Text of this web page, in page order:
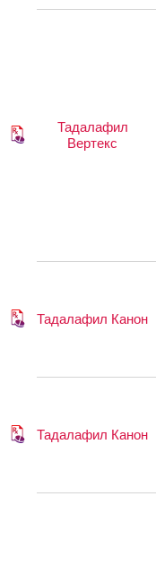
Тадалафил
Вертекс
Тадалафил Канон
Тадалафил Канон